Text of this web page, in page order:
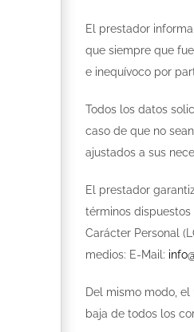
El prestador
que siempre que
e inequívoco por
Todos los datos
caso de que no
ajustados a sus
El prestador
términos
Carácter Personal
medios: E-Mail:
Del mismo modo,
baja de todos los